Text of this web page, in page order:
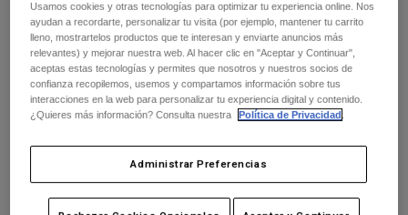
Guía de cuidado de cascos
Bolsas y Mochilas
Calcetines
Stickers
Otros Accesorios
Sudaderas
Chaquetas
Pantalones
Pantalones Cortos
XS S M L XL 2XL
Añadir al carrito
Envío gratuito para pedidos superiores a 125€
Usamos cookies y otras tecnologías para optimizar tu experiencia online. Nos
ayudan a recordarte, personalizar tu visita (por ejemplo, mantener tu carrito
lleno, mostrartelos productos que te interesan y enviarte anuncios más
relevantes) y mejorar nuestra web. Al hacer clic en "Aceptar y Continuar",
aceptas estas tecnologías y permites que nosotros y nuestros socios de
confianza recopilemos, usemos y compartamos información sobre tus
interacciones en la web para personalizar tu experiencia digital y contenido.
¿Quieres más información? Consulta nuestra
Política de Privacidad
Administrar Preferencias